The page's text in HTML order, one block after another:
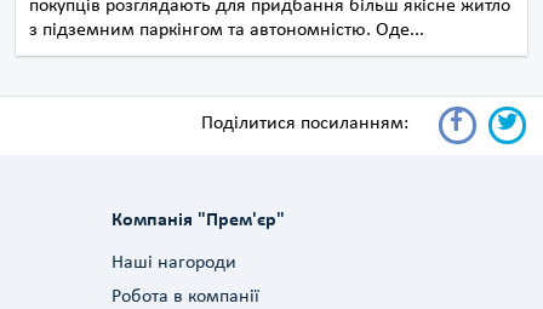
покупців розглядають для придбання більш якісне житло
з підземним паркінгом та автономністю. Оде...
Поділитися посиланням:
Компанія "Прем'єр"
Наші нагороди
Робота в компанії